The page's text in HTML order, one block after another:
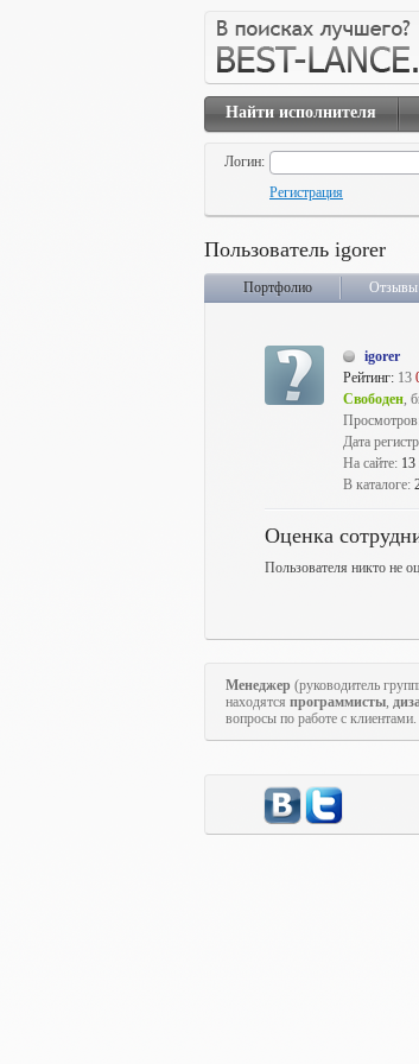
Найти исполнителя
Логин:
Регистрация
Пользователь igorer
Портфолио Отзывы
igorer
Рейтинг: 13
Свободен,
Дата
На сайте: 13
В каталоге:
Оценка
Пользователя никто не
Менеджер (руководитель
находятся программисты,
вопросы по работе с